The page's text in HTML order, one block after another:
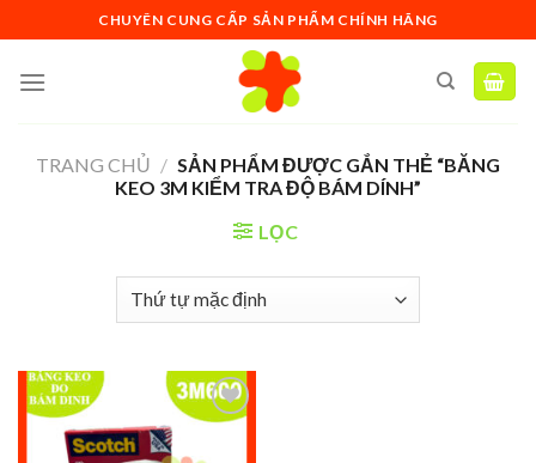
to
content
CHUYÊN CUNG CẤP SẢN PHẨM CHÍNH HÃNG
TRANG CHỦ / SẢN PHẨM ĐƯỢC GẮN THẺ “BĂNG
KEO 3M KIỂM TRA ĐỘ BÁM DÍNH”
LỌC